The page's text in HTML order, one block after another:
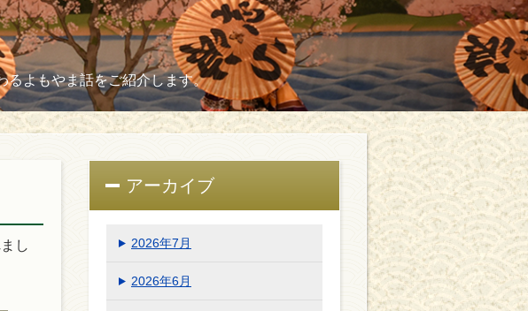
よもやま話をご紹介します。
し
アーカイブ
2026年7月
2026年6月